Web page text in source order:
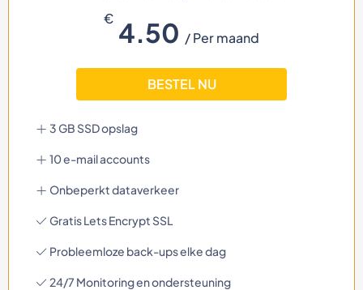
€ 4.50 / Per maand
BESTEL NU
3 GB SSD opslag
10 e-mail accounts
Onbeperkt dataverkeer
Gratis Lets Encrypt SSL
Probleemloze back-ups elke dag
24/7 Monitoring en ondersteuning